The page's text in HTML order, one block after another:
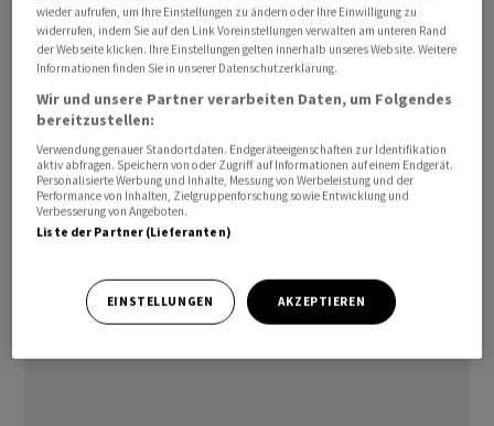
Im Fokus stünden wichtige Kulturpflanzen wie etwa
Tomaten, Peperoni oder Gurken, teilte der Basler
Konzern am Donnerstag auf seiner Homepage mit.
Damit sollen die herkömmlichen Anbauzeiten verkürzt
werden. Es sei essenziell, starkes und resistentes
Saatgut zu entwickeln, hiess es weiter. Bei der
Eröffnung des Zentrums in der Stadt El Ejido, in der
Region Andalusien, sei auch der spanische
Landwirtschaftsminister Luis Planas anwesend gewesen.
wieder aufrufen, um Ihre Einstellungen zu ändern oder Ihre Einwilligung zu
widerrufen, indem Sie auf den Link Voreinstellungen verwalten am unteren Rand
der Webseite klicken. Ihre Einstellungen gelten innerhalb unseres Website. Weitere
Informationen finden Sie in unserer Datenschutzerklärung.
Wir und unsere Partner verarbeiten Daten, um Folgendes
bereitzustellen:
Verwendung genauer Standortdaten. Endgeräteeigenschaften zur Identifikation
aktiv abfragen. Speichern von oder Zugriff auf Informationen auf einem Endgerät.
Personalisierte Werbung und Inhalte, Messung von Werbeleistung und der
Performance von Inhalten, Zielgruppenforschung sowie Entwicklung und
Verbesserung von Angeboten.
Liste der Partner (Lieferanten)
EINSTELLUNGEN AKZEPTIEREN